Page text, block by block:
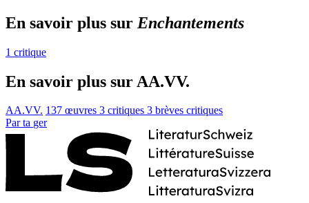
En savoir plus sur Enchantements
1 critique
En savoir plus sur AA.VV.
AA.VV. 137 œuvres 3 critiques 3 brèves critiques
Par ta ger